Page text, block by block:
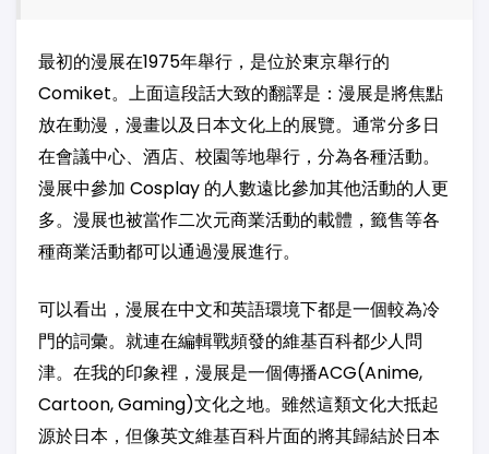
最初的漫展在1975年舉行，是位於東京舉行的
Comiket。上面這段話大致的翻譯是：漫展是將焦點
放在動漫，漫畫以及日本文化上的展覽。通常分多日
在會議中心、酒店、校園等地舉行，分為各種活動。
漫展中參加 Cosplay 的人數遠比參加其他活動的人更
多。漫展也被當作二次元商業活動的載體，籤售等各
種商業活動都可以通過漫展進行。
可以看出，漫展在中文和英語環境下都是一個較為冷
門的詞彙。就連在編輯戰頻發的維基百科都少人問
津。在我的印象裡，漫展是一個傳播ACG(Anime,
Cartoon, Gaming)文化之地。雖然這類文化大抵起
源於日本，但像英文維基百科片面的將其歸結於日本